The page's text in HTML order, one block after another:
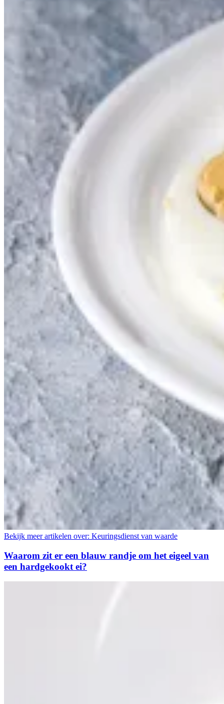
Bekijk meer artikelen over: Keuringsdienst van waarde
Waarom zit er een blauw randje om het eigeel van
een hardgekookt ei?